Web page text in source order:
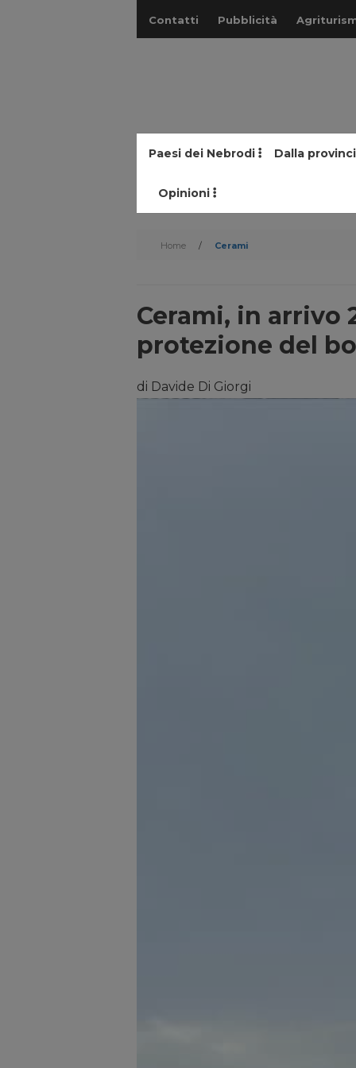
Contatti Pubblicità
Paesi dei Nebrodi Dalla
Opinioni
Home / Cerami
Cerami, in arrivo
protezione del
di Davide Di Giorgi